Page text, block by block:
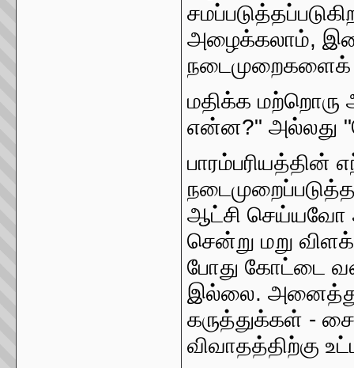
அழைக்கலாம்,
நடைமுறைகளைக்
மதிக்க
என்ன?" அல்லது
பாரம்பரியத்தின்
ஆட்சி செய்யவோ
சென்று மறு
போது கோட்டை
இல்லை. அனைத்து
கருத்துக்கள் -
விவாதத்திற்கு